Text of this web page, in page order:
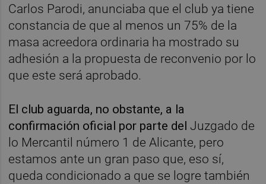
Carlos Parodi, anunciaba que el club ya tiene
constancia de que al menos un 75% de la
masa acreedora ordinaria ha mostrado su
adhesión a la propuesta de reconvenio por lo
que este será aprobado.
El club aguarda, no obstante, a la
confirmación oficial por parte delJuzgado de
lo Mercantil número 1 de Alicante, pero
estamos ante un gran paso que, eso sí,
queda condicionado a que se logre también